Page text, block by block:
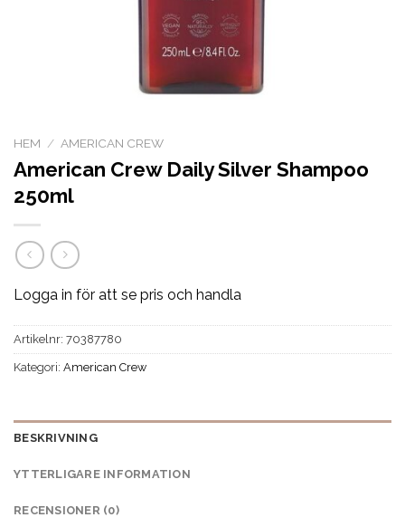
HEM / AMERICAN CREW
American Crew Daily Silver Shampoo
250ml
Logga in för att se pris och handla
Artikelnr: 70387780
Kategori: American Crew
BESKRIVNING
YTTERLIGARE INFORMATION
RECENSIONER (0)